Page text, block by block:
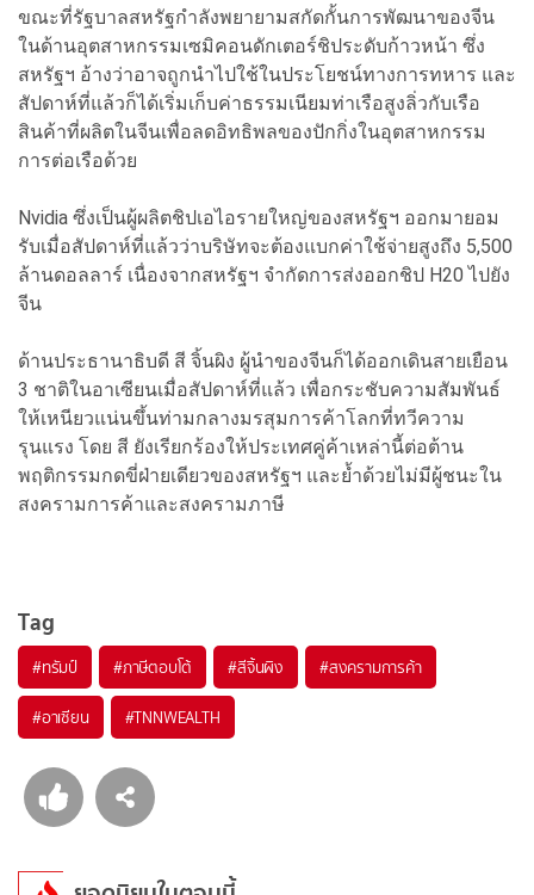
ขณะที่รัฐบาลสหรัฐกำลังพยายามสกัดกั้นการพัฒนาของจีน
ในด้านอุตสาหกรรมเซมิคอนดักเตอร์ชิประดับก้าวหน้า ซึ่ง
สหรัฐฯ อ้างว่าอาจถูกนำไปใช้ในประโยชน์ทางการทหาร และ
สัปดาห์ที่แล้วก็ได้เริ่มเก็บค่าธรรมเนียมท่าเรือสูงลิ่วกับเรือ
สินค้าที่ผลิตในจีนเพื่อลดอิทธิพลของปักกิ่งในอุตสาหกรรม
การต่อเรือด้วย
Nvidia ซึ่งเป็นผู้ผลิตชิปเอไอรายใหญ่ของสหรัฐฯ ออกมายอม
รับเมื่อสัปดาห์ที่แล้วว่าบริษัทจะต้องแบกค่าใช้จ่ายสูงถึง 5,500
ล้านดอลลาร์ เนื่องจากสหรัฐฯ จำกัดการส่งออกชิป H20 ไปยัง
จีน
ด้านประธานาธิบดี สี จิ้นผิง ผู้นำของจีนก็ได้ออกเดินสายเยือน
3 ชาติในอาเซียนเมื่อสัปดาห์ที่แล้ว เพื่อกระชับความสัมพันธ์
ให้เหนียวแน่นขึ้นท่ามกลางมรสุมการค้าโลกที่ทวีความ
รุนแรง โดย สี ยังเรียกร้องให้ประเทศคู่ค้าเหล่านี้ต่อต้าน
พฤติกรรมกดขี่ฝ่ายเดียวของสหรัฐฯ และย้ำด้วยไม่มีผู้ชนะใน
สงครามการค้าและสงครามภาษี
Tag
#ทรัมป์ #ภาษีตอบโต้ #สีจิ้นผิง #สงครามการค้า
#อาเซียน #TNNWEALTH